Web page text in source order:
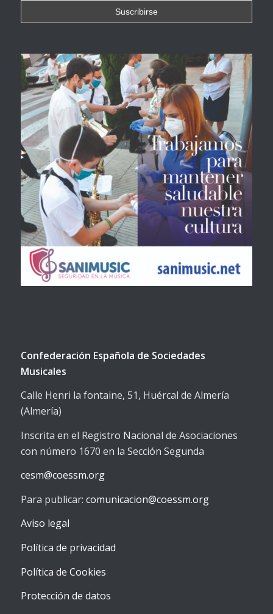
Confederación Española de Sociedades
Musicales
Calle Henri la fontaine, 51, Huércal de Almería
(Almería)
Inscrita en el Registro Nacional de Asociaciones
con número 1670 en la Sección Segunda
cesm@coessm.org
Para publicar: comunicacion@coessm.org
Aviso legal
Política de privacidad
Política de Cookies
Protección de datos